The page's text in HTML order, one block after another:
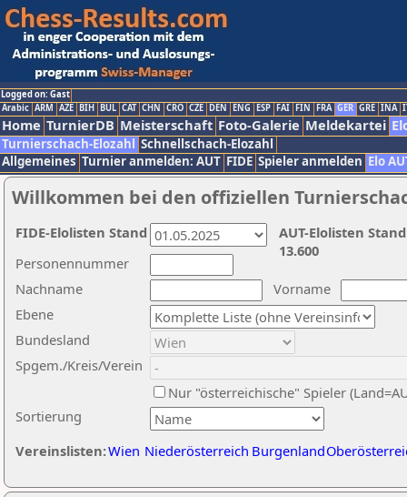
Logged on: Gast
Arabic ARM AZE BIH BUL CAT CHN CRO CZE DEN ENG ESP FAI FIN FRA GER GRE INA
Home TurnierDB Meisterschaft Foto-Galerie Meldekartei
Turnierschach-Elozahl Schnellschach-Elozahl
Allgemeines Turnier anmelden: AUT FIDE Spieler anmelden Elo
Willkommen bei den offiziellen
Nachname
Vorname
Ebene
Sortierung
Personennummer
Bundesland
Spgem./Kreis/Verein
Nur "österreichische" Spieler
Vereinslisten:Wien Niederösterreich Burgenland
AUT-Elolisten
13.600
FIDE-Elolisten Stand